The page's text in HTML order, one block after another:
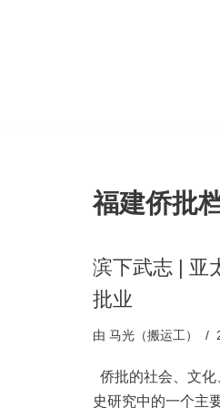
福建侨批
滨下武志 | 亚
批业
由 马光（搬运工）
侨批的社会、文
史研究中的一个主